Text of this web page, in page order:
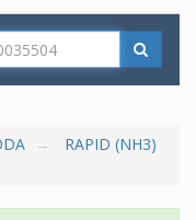
RAPID (NH3)